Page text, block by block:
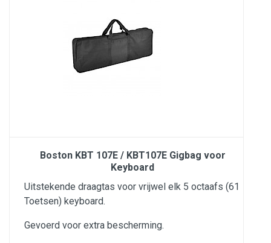
Boston KBT 107E / KBT107E Gigbag voor
Keyboard
Uitstekende draagtas voor vrijwel elk 5 octaafs (61
Toetsen) keyboard.
Gevoerd voor extra bescherming.